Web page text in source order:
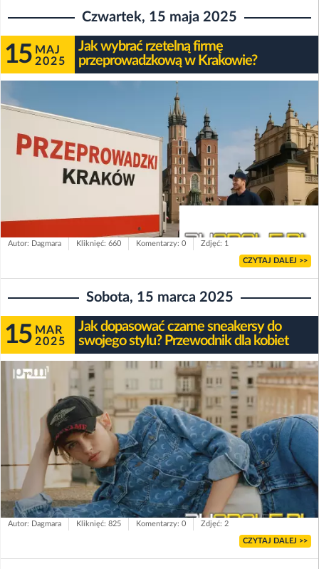
Czwartek, 15 maja 2025
15 MAJ
2025
Jak wybrać rzetelną firmę
przeprowadzkową w Krakowie?
Autor: Dagmara Kliknięć: 660 Komentarzy: 0 Zdjęć: 1
CZYTAJ DALEJ >>
Sobota, 15 marca 2025
15 MAR
2025
Jak dopasować czarne sneakersy do
swojego stylu? Przewodnik dla kobiet
Autor: Dagmara Kliknięć: 825 Komentarzy: 0 Zdjęć: 2
CZYTAJ DALEJ >>